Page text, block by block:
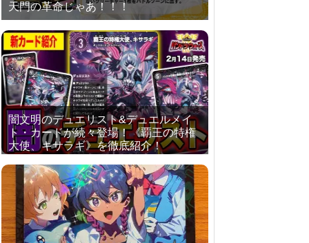
天門の革命じゃあ！！！
闇文明のデュエリスト&デュエルメイ
ト・カードが続々登場！《覇王の特権
大使、キサラギ》を徹底紹介！